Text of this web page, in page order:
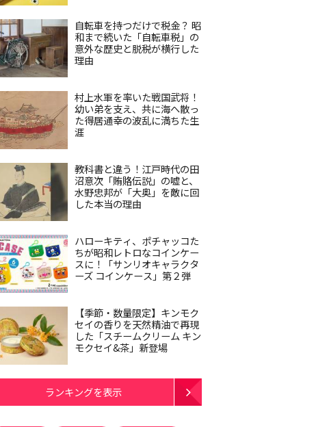
自転車を持つだけで税金？ 昭
和まで続いた「自転車税」の
意外な歴史と脱税が横行した
理由
村上水軍を率いた戦国武将！
幼い弟を支え、共に海へ散っ
た得居通幸の波乱に満ちた生
涯
教科書と違う！江戸時代の田
沼意次「賄賂伝説」の嘘と、
水野忠邦が「大奥」を敵に回
した本当の理由
ハローキティ、ポチャッコた
ちが昭和レトロなコインケー
スに！「サンリオキャラクタ
ーズ コインケース」第２弾
【季節・数量限定】キンモク
セイの香りを天然精油で再現
した「スチームクリーム キン
モクセイ&茶」新登場
ランキングを表示